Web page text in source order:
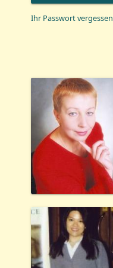
Ihr Passwort vergessen